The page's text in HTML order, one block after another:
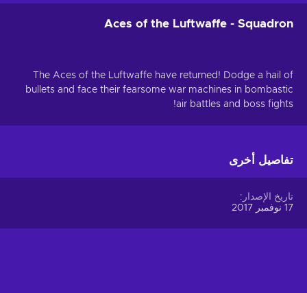
Aces of the Luftwaffe - Squadron
The Aces of the Luftwaffe have returned! Dodge a hail of
bullets and face their fearsome war machines in bombastic
air battles and boss fights!
تفاصيل أخرى
تاريخ الإصدار
17 نوفمبر 2017